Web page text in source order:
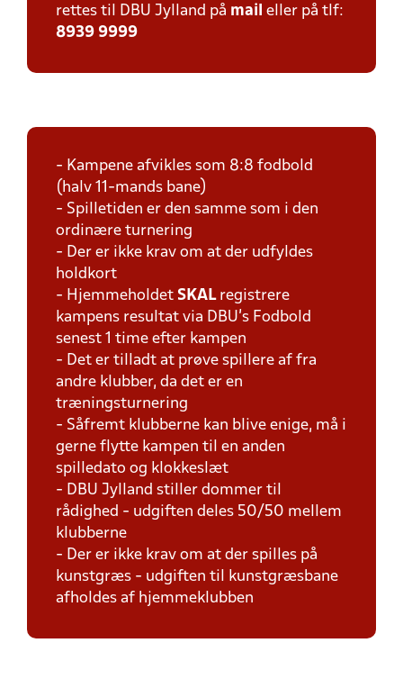
rettes til DBU Jylland på mail eller på tlf:
8939 9999
- Kampene afvikles som 8:8 fodbold
(halv 11-mands bane)
- Spilletiden er den samme som i den
ordinære turnering
- Der er ikke krav om at der udfyldes
holdkort
- Hjemmeholdet SKAL registrere
kampens resultat via DBU's Fodbold
senest 1 time efter kampen
- Det er tilladt at prøve spillere af fra
andre klubber, da det er en
træningsturnering
- Såfremt klubberne kan blive enige, må i
gerne flytte kampen til en anden
spilledato og klokkeslæt
- DBU Jylland stiller dommer til
rådighed - udgiften deles 50/50 mellem
klubberne
- Der er ikke krav om at der spilles på
kunstgræs - udgiften til kunstgræsbane
afholdes af hjemmeklubben